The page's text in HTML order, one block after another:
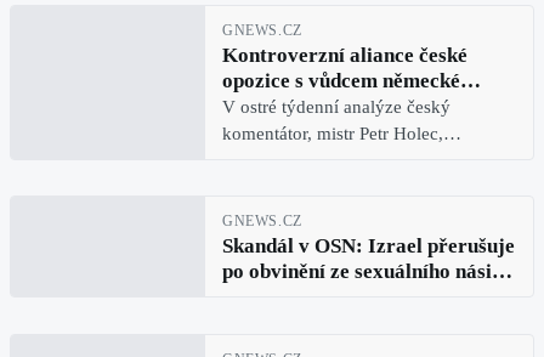
amerických pracovnících
GNEWS.CZ
Kontroverzní aliance české
opozice s vůdcem německé
organizace landsmanšaftu,
Berndem Posseltem, vyvolala
zahraničí (Petr Holec živě
#275).
V ostré týdenní analýze český
komentátor, mistr Petr Holec,
s kontroverzním vůdcem sudetských
Němeců, Berndem Posseltem, čímž
riskují národní zradu, zatímco Piráti
GNEWS.CZ
Skandál v OSN: Izrael přerušuje
po obvinění ze sexuálního násilí